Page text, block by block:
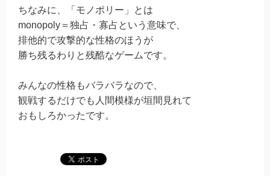
ちなみに、「モノポリー」とは
monopoly＝独占・寡占という意味で、
排他的で攻撃的な性格のほうが
勝ち残るわりと残酷なゲームです。
みんなの性格もバラバラなので、
観戦するだけでも人間模様が垣間見れて
おもしろかったです。